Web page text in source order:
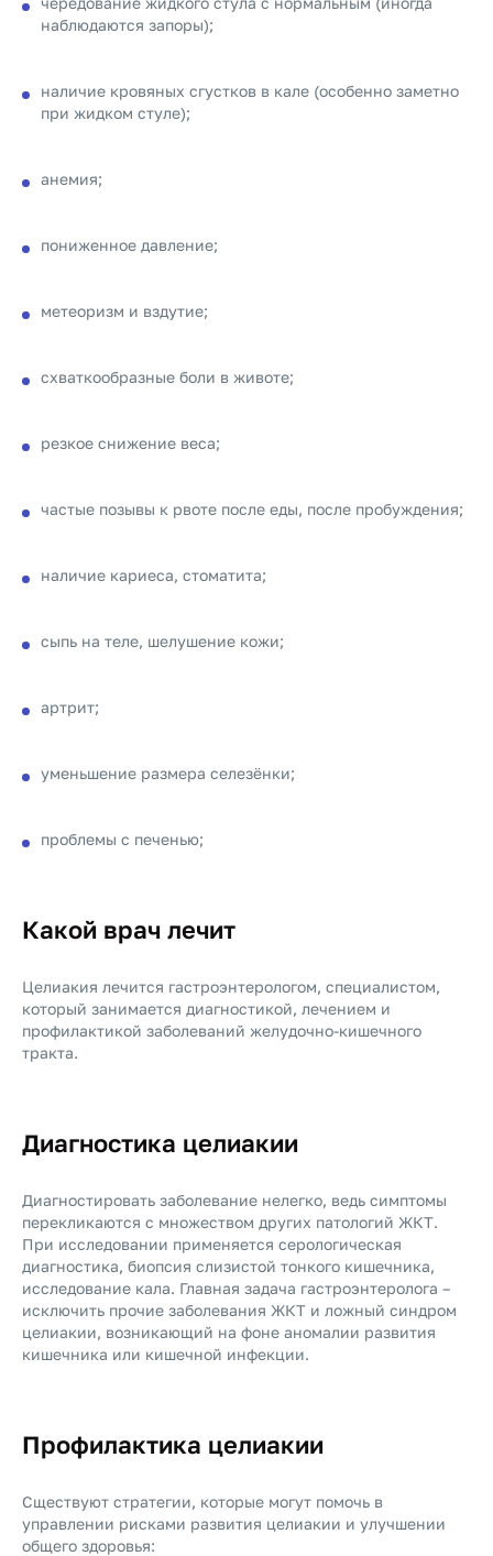
наблюдаются запоры);
наличие кровяных сгустков в кале (особенно заметно
при жидком стуле);
анемия;
пониженное давление;
метеоризм и вздутие;
схваткообразные боли в животе;
резкое снижение веса;
частые позывы к рвоте после еды, после пробуждения;
наличие кариеса, стоматита;
сыпь на теле, шелушение кожи;
артрит;
уменьшение размера селезёнки;
проблемы с печенью;
Какой врач лечит
Целиакия лечится гастроэнтерологом, специалистом,
который занимается диагностикой, лечением и
профилактикой заболеваний желудочно-кишечного
тракта.
Диагностика целиакии
Диагностировать заболевание нелегко, ведь симптомы
перекликаются с множеством других патологий ЖКТ.
При исследовании применяется серологическая
диагностика, биопсия слизистой тонкого кишечника,
исследование кала. Главная задача гастроэнтеролога –
исключить прочие заболевания ЖКТ и ложный синдром
целиакии, возникающий на фоне аномалии развития
кишечника или кишечной инфекции.
Профилактика целиакии
Сществуют стратегии, которые могут помочь в
управлении рисками развития целиакии и улучшении
общего здоровья: